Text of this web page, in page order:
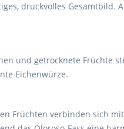
druckvolles Gesamtbild.
und getrocknete Früchte
Eichenwürze.
Früchten verbinden sich